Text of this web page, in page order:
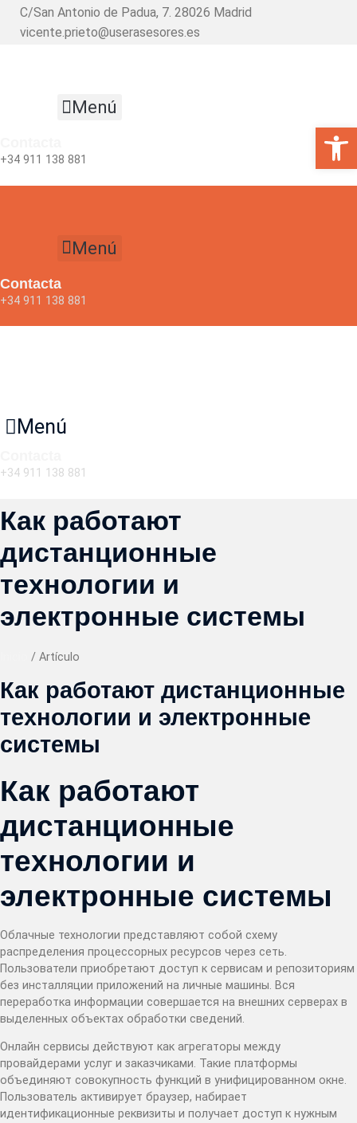
contenido
C/San Antonio de Padua, 7. 28026 Madrid
vicente.prieto@userasesores.es
Menú
+34 911 138 881
Menú
Contacta
+34 911 138 881
Menú
+34 911 138 881
Как работают
дистанционные
технологии и
электронные системы
/ Artículo
Как работают дистанционные
технологии и электронные
системы
Как работают
дистанционные
технологии и
электронные системы
Облачные технологии представляют собой схему
распределения процессорных ресурсов через сеть.
Пользователи приобретают доступ к сервисам и репозиториям
без инсталляции приложений на личные машины. Вся
переработка информации совершается на внешних серверах в
выделенных объектах обработки сведений.
Онлайн сервисы действуют как агрегаторы между
провайдерами услуг и заказчиками. Такие платформы
объединяют совокупность функций в унифицированном окне.
Пользователь активирует браузер, набирает
идентификационные реквизиты и получает доступ к нужным
Abrir